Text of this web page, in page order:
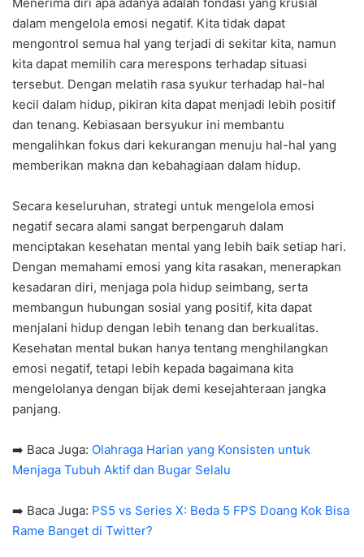
dalam mengelola emosi negatif. Kita tidak dapat
mengontrol semua hal yang terjadi di sekitar kita, namun
kita dapat memilih cara merespons terhadap situasi
tersebut. Dengan melatih rasa syukur terhadap hal-hal
kecil dalam hidup, pikiran kita dapat menjadi lebih positif
dan tenang. Kebiasaan bersyukur ini membantu
mengalihkan fokus dari kekurangan menuju hal-hal yang
memberikan makna dan kebahagiaan dalam hidup.
Secara keseluruhan, strategi untuk mengelola emosi
negatif secara alami sangat berpengaruh dalam
menciptakan kesehatan mental yang lebih baik setiap hari.
Dengan memahami emosi yang kita rasakan, menerapkan
kesadaran diri, menjaga pola hidup seimbang, serta
membangun hubungan sosial yang positif, kita dapat
menjalani hidup dengan lebih tenang dan berkualitas.
Kesehatan mental bukan hanya tentang menghilangkan
emosi negatif, tetapi lebih kepada bagaimana kita
mengelolanya dengan bijak demi kesejahteraan jangka
panjang.
➡️ Baca Juga: Olahraga Harian yang Konsisten untuk
Menjaga Tubuh Aktif dan Bugar Selalu
➡️ Baca Juga: PS5 vs Series X: Beda 5 FPS Doang Kok Bisa
Rame Banget di Twitter?